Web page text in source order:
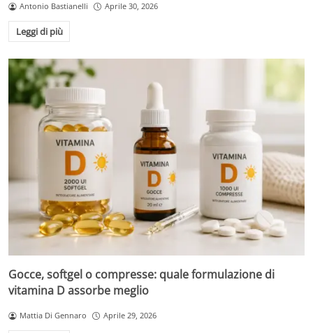
Antonio Bastianelli Aprile 30, 2026
Leggi di più
Gocce, softgel o compresse: quale formulazione di
vitamina D assorbe meglio
Mattia Di Gennaro Aprile 29, 2026